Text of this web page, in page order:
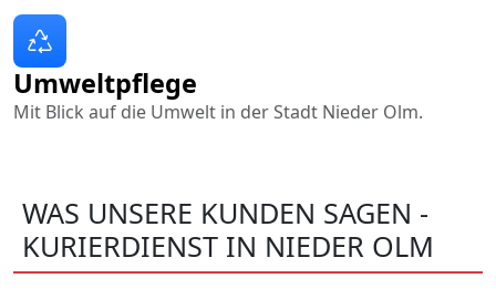
Umweltpflege
Mit Blick auf die Umwelt in der Stadt Nieder Olm.
WAS UNSERE KUNDEN SAGEN -
KURIERDIENST IN NIEDER OLM